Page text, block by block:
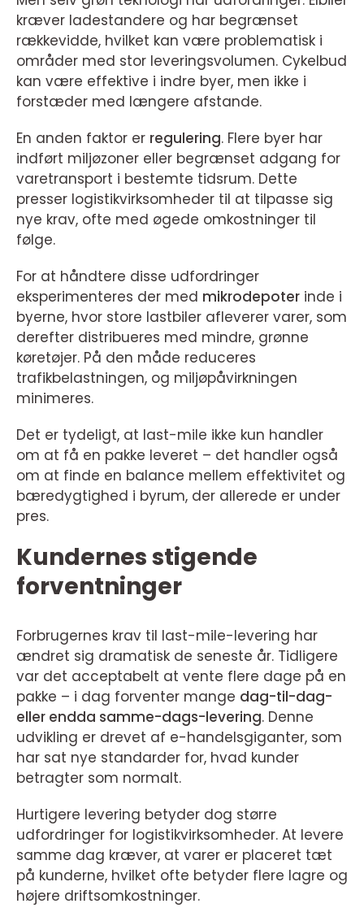
kræver ladestandere og har begrænset
rækkevidde, hvilket kan være problematisk i
områder med stor leveringsvolumen. Cykelbud
kan være effektive i indre byer, men ikke i
forstæder med længere afstande.
En anden faktor er regulering. Flere byer har
indført miljøzoner eller begrænset adgang for
varetransport i bestemte tidsrum. Dette
presser logistikvirksomheder til at tilpasse sig
nye krav, ofte med øgede omkostninger til
følge.
For at håndtere disse udfordringer
eksperimenteres der med mikrodepoter inde i
byerne, hvor store lastbiler afleverer varer, som
derefter distribueres med mindre, grønne
køretøjer. På den måde reduceres
trafikbelastningen, og miljøpåvirkningen
minimeres.
Det er tydeligt, at last-mile ikke kun handler
om at få en pakke leveret – det handler også
om at finde en balance mellem effektivitet og
bæredygtighed i byrum, der allerede er under
pres.
Kundernes stigende
forventninger
Forbrugernes krav til last-mile-levering har
ændret sig dramatisk de seneste år. Tidligere
var det acceptabelt at vente flere dage på en
pakke – i dag forventer mange dag-til-dag-
eller endda samme-dags-levering. Denne
udvikling er drevet af e-handelsgiganter, som
har sat nye standarder for, hvad kunder
betragter som normalt.
Hurtigere levering betyder dog større
udfordringer for logistikvirksomheder. At levere
samme dag kræver, at varer er placeret tæt
på kunderne, hvilket ofte betyder flere lagre og
højere driftsomkostninger.